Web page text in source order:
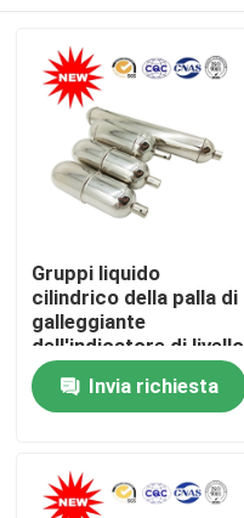
Casa
Contatti
Gruppi liquido
cilindrico della palla di
galleggiante
dell'indicatore di livello
spessore 0.9mm/di
0.8mmInvia richiesta